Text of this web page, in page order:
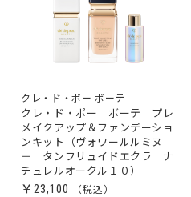
クレ・ド・ポー ボーテ
クレ・ド・ポー ボーテ プレ
メイクアップ＆ファンデーショ
ンキット（ヴォワールルミヌ
＋ タンフリュイドエクラ ナ
チュレルオークル１０）
￥23,100